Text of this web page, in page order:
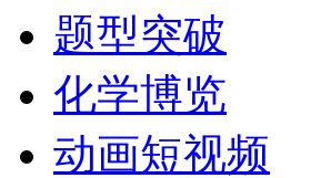
题型突破
化学博览
动画短视频